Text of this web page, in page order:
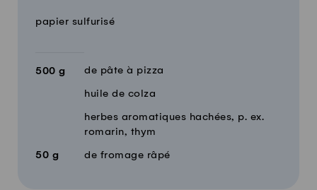
QuantitéIngrédients
papier sulfurisé
500 g de pâte à pizza
huile de colza
herbes aromatiques hachées, p. ex.
romarin, thym
50 g de fromage râpé